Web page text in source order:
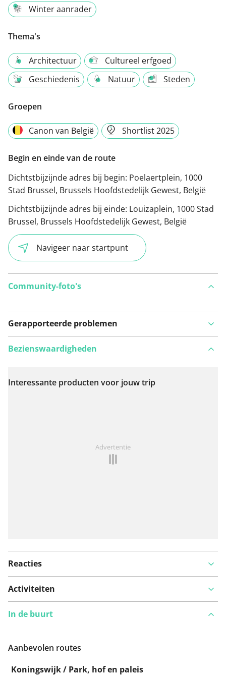
Winter aanrader
Thema's
Architectuur
Cultureel erfgoed
Geschiedenis
Natuur Steden
Groepen
Canon van België Shortlist 2025
Begin en einde van de route
Dichtstbijzijnde adres bij begin: Poelaertplein, 1000
Stad Brussel, Brussels Hoofdstedelijk Gewest, België
Dichtstbijzijnde adres bij einde: Louizaplein, 1000 Stad
Brussel, Brussels Hoofdstedelijk Gewest, België
Navigeer naar startpunt
Community-foto's
Gerapporteerde problemen
Bekijk op kaart
Bezienswaardigheden
Interessante producten voor jouw trip
Advertentie
Reacties
Activiteiten
In de buurt
Aanbevolen routes
Koningswijk / Park, hof en paleis